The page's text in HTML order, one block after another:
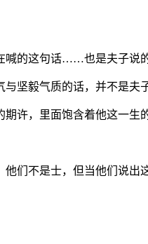
的这句话……也是夫子说
坚毅气质的话，并不是夫
许，里面饱含着他这一生
们不是士，但当他们说出